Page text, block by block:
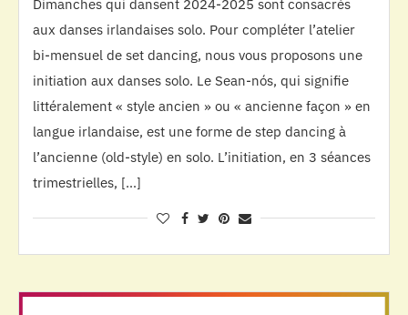
Dimanches qui dansent 2024-2025 sont consacrés
aux danses irlandaises solo. Pour compléter l’atelier
bi-mensuel de set dancing, nous vous proposons une
initiation aux danses solo. Le Sean-nós, qui signifie
littéralement « style ancien » ou « ancienne façon » en
langue irlandaise, est une forme de step dancing à
l’ancienne (old-style) en solo. L’initiation, en 3 séances
trimestrielles, […]